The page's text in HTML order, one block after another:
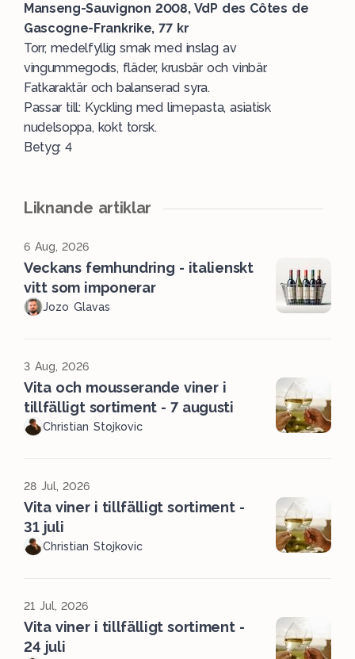
Manseng-Sauvignon 2008, VdP des Côtes de
Gascogne-Frankrike, 77 kr
Torr, medelfyllig smak med inslag av
vingummegodis, fläder, krusbär och vinbär.
Fatkaraktär och balanserad syra.
Passar till: Kyckling med limepasta, asiatisk
nudelsoppa, kokt torsk.
Betyg: 4
Liknande artiklar
6 Aug, 2026
Veckans femhundring - italienskt
vitt som imponerar
Jozo Glavas
3 Aug, 2026
Vita och mousserande viner i
tillfälligt sortiment - 7 augusti
Christian Stojkovic
28 Jul, 2026
Vita viner i tillfälligt sortiment -
31 juli
Christian Stojkovic
21 Jul, 2026
Vita viner i tillfälligt sortiment -
24 juli